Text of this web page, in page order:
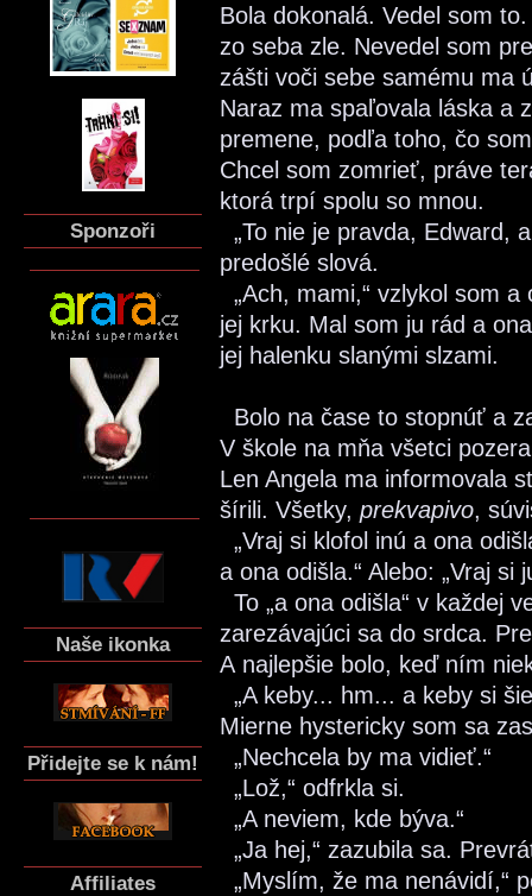
Sponzoři
Naše ikonka
Přidejte se k nám!
Affiliates
Bola dokonalá. Vedel som
zo seba zle. Nevedel som
zášti voči sebe samému ma
Naraz ma spaľovala láska a
premene, podľa toho, čo
Chcel som zomrieť, práve
ktorá trpí spolu so mnou.
„To nie je pravda, Edward,
predošlé slová.
„Ach, mami,“ vzlykol som
jej krku. Mal som ju rád a
jej halenku slanými slzami.
Bolo na čase to stopnúť a
V škole na mňa všetci
Len Angela ma informovala
šírili. Všetky, prekvapivo,
„Vraj si klofol inú a ona
a ona odišla.“ Alebo: „Vraj si
To „a ona odišla“ v každej
zarezávajúci sa do srdca.
A najlepšie bolo, keď ním
„A keby... hm... a keby si
Mierne hystericky som sa
„Nechcela by ma vidieť.“
„Lož,“ odfrkla si.
„A neviem, kde býva.“
„Ja hej,“ zazubila sa.
„Myslím, že ma nenávidí,“